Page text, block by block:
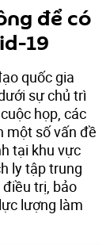
để có
19
quốc gia
sự chủ trì
họp, các
một số vấn đề
tại khu vực
ly tập trung
trị, bảo
lượng làm